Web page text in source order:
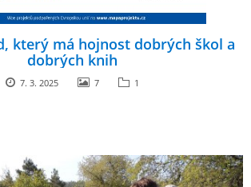
který má hojnost dobrých škol a
dobrých knih
7. 3. 2025 7 1